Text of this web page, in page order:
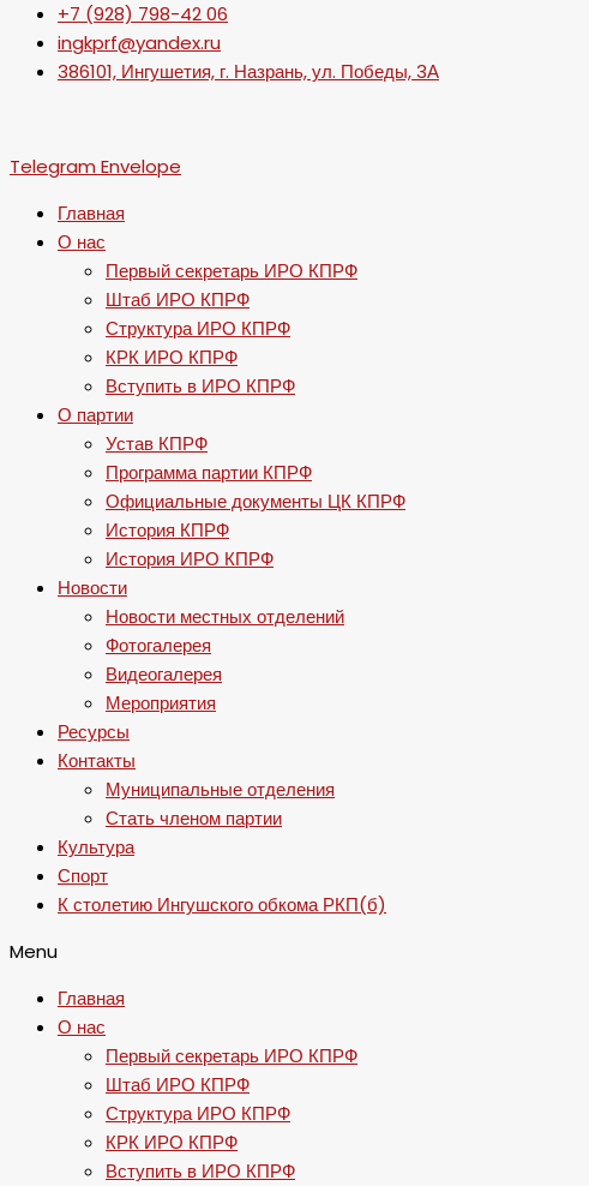
+7 (928) 798-42 06
ingkprf@yandex.ru
386101, Ингушетия, г. Назрань, ул. Победы, 3А
Telegram Envelope
Главная
О нас
Первый секретарь ИРО КПРФ
Штаб ИРО КПРФ
Структура ИРО КПРФ
КРК ИРО КПРФ
Вступить в ИРО КПРФ
О партии
Устав КПРФ
Программа партии КПРФ
Официальные документы ЦК КПРФ
История КПРФ
История ИРО КПРФ
Новости
Новости местных отделений
Фотогалерея
Видеогалерея
Мероприятия
Ресурсы
Контакты
Муниципальные отделения
Стать членом партии
Культура
Спорт
К столетию Ингушского обкома РКП(б)
Menu
Главная
О нас
Первый секретарь ИРО КПРФ
Штаб ИРО КПРФ
Структура ИРО КПРФ
КРК ИРО КПРФ
Вступить в ИРО КПРФ